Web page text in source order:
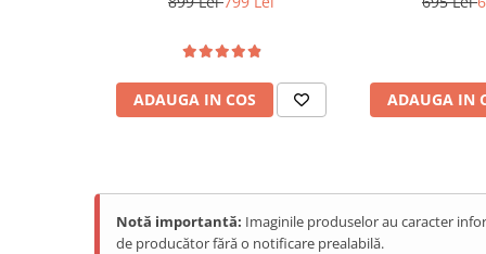
Hrănitoare Inteligente
Accesorii Litiere
ADAUGA IN COS ADAUGA IN
Notă importantă: Imaginile produselor au caracter
de producător fără o notificare prealabilă.